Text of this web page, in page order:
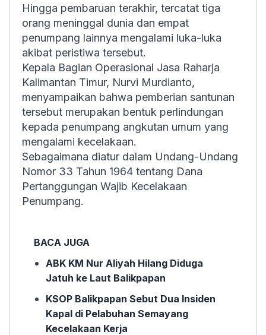
Hingga pembaruan terakhir, tercatat tiga
orang meninggal dunia dan empat
penumpang lainnya mengalami luka-luka
akibat peristiwa tersebut.
Kepala Bagian Operasional Jasa Raharja
Kalimantan Timur, Nurvi Murdianto,
menyampaikan bahwa pemberian santunan
tersebut merupakan bentuk perlindungan
kepada penumpang angkutan umum yang
mengalami kecelakaan.
Sebagaimana diatur dalam Undang-Undang
Nomor 33 Tahun 1964 tentang Dana
Pertanggungan Wajib Kecelakaan
Penumpang.
BACA JUGA
ABK KM Nur Aliyah Hilang Diduga
Jatuh ke Laut Balikpapan
KSOP Balikpapan Sebut Dua Insiden
Kapal di Pelabuhan Semayang
Kecelakaan Kerja